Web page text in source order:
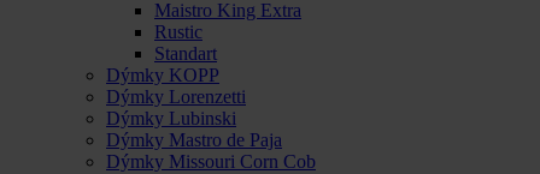
Maistro King Extra
Rustic
Standart
Dýmky KOPP
Dýmky Lorenzetti
Dýmky Lubinski
Dýmky Mastro de Paja
Dýmky Missouri Corn Cob